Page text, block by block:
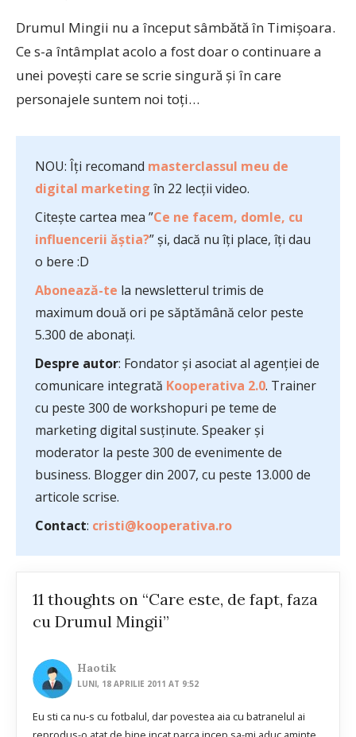
Drumul Mingii nu a început sâmbătă în Timișoara.
Ce s-a întâmplat acolo a fost doar o continuare a
unei povești care se scrie singură și în care
personajele suntem noi toți…
NOU: Îți recomand masterclassul meu de
digital marketing în 22 lecții video.
Citește cartea mea ”Ce ne facem, domle, cu
influencerii ăștia?” și, dacă nu îți place, îți dau
o bere :D
Abonează-te la newsletterul trimis de
maximum două ori pe săptămână celor peste
5.300 de abonați.
Despre autor: Fondator și asociat al agenției de
comunicare integrată Kooperativa 2.0. Trainer
cu peste 300 de workshopuri pe teme de
marketing digital susținute. Speaker și
moderator la peste 300 de evenimente de
business. Blogger din 2007, cu peste 13.000 de
articole scrise.
Contact: cristi@kooperativa.ro
11 thoughts on “Care este, de fapt, faza
cu Drumul Mingii”
Haotik
LUNI, 18 APRILIE 2011 AT 9:52
Eu sti ca nu-s cu fotbalul, dar povestea aia cu batranelul ai